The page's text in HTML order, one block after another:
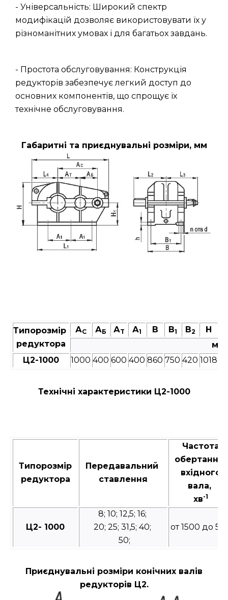
- Універсальність: Широкий спектр
модифікацій дозволяє використовувати їх у
різноманітних умовах і для багатьох завдань.
- Простота обслуговування: Конструкція
редукторів забезпечує легкий доступ до
основних компонентів, що спрощує їх
технічне обслуговування.
Габаритні та приєднувальні розміри, мм
Типорозмір
редуктора
АC АБ АT А1 В В1 В2 Н
мм
Ц2-1000
1000 400 600 400 860 750 420 1018
Технічні характеристики Ц2-1000
Типорозмір
редуктора
Передавальний
ставлення
Частота
обертання
вхідного
вала,
хв-1
Ц2- 1000
8; 10; 12,5; 16;
20; 25; 31,5; 40;
50;
от 1500 до
Приєднувальні розміри конічних валів
редукторів Ц2.